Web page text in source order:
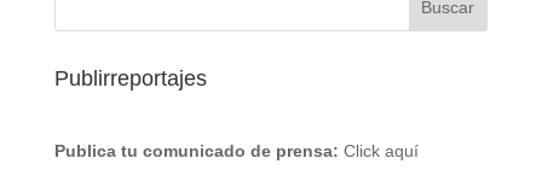
Publirreportajes
Publica tu comunicado de prensa: Click aquí